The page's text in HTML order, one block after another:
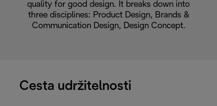
quality for good design. It breaks down into
three disciplines: Product Design, Brands &
Communication Design, Design Concept.
Cesta udržitelnosti